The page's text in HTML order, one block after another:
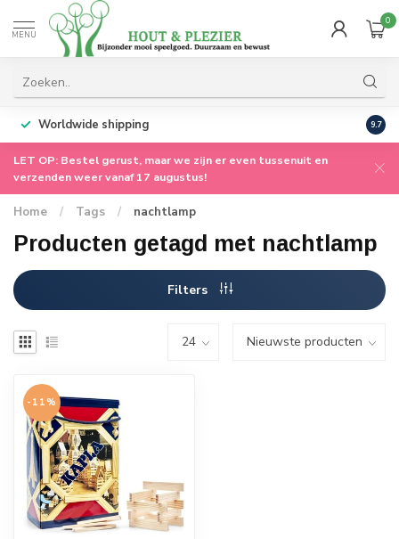
MENU
0
Worldwide shipping 9.7
LET OP: Bestel gerust, maar we zijn er even tussenuit en
verzenden weer vanaf 17 augustus!
Home / Tags / nachtlamp
Producten getagd met nachtlamp
Filters
-11%